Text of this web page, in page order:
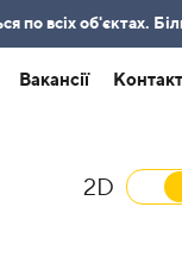
по всіх об'єктах.
Вакансії
2D